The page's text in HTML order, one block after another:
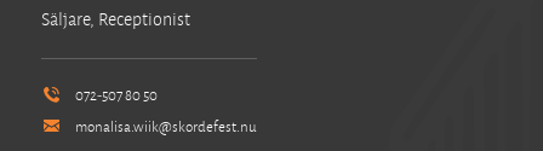
Säljare, Receptionist
072-507 80 50
monalisa.wiik@skordefest.nu